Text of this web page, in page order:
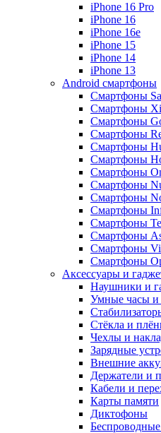
iPhone 16 Pro
iPhone 16
iPhone 16e
iPhone 15
iPhone 14
iPhone 13
Android cмартфоны
Смартфоны
Смартфоны
Смартфоны
Смартфоны
Смартфоны
Смартфоны
Смартфоны
Смартфоны
Смартфоны
Смартфоны
Смартфоны
Смартфоны
Смартфоны
Смартфоны
Аксессуары и
Наушники и
Умные часы и
Стёкла и
Чехлы и
Зарядные
Внешние
Держатели и
Кабели и
Карты памяти
Диктофоны